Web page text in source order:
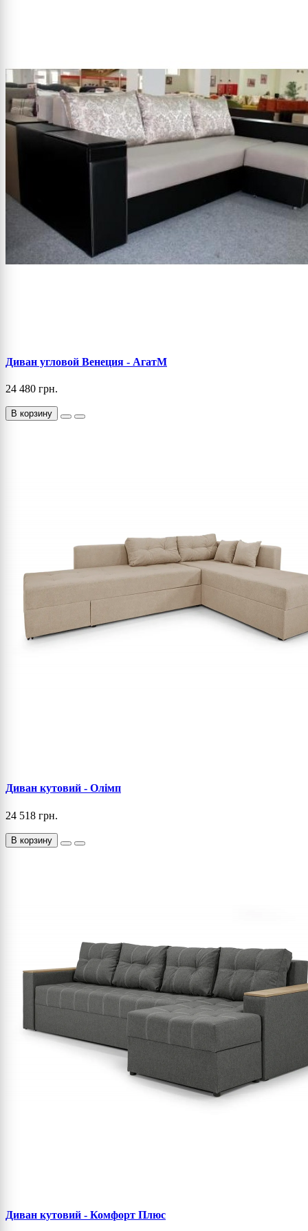
Диван угловой Венеция - АгатМ
24 480 грн.
В корзину
Диван кутовий - Олімп
24 518 грн.
В корзину
Диван кутовий - Комфорт Плюс